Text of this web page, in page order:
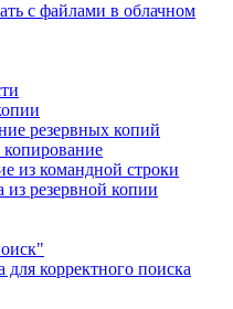
с файлами в облачном
резервных копий
копирование
из командной строки
из резервной копии
корректного поиска